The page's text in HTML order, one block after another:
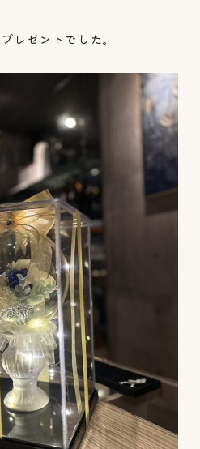
レゼントでした。